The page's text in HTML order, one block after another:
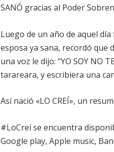
SANÓ gracias al Poder
Luego de un año de aquel
esposa ya sana, recordó
una voz le dijo: “YO SOY
tarareara, y escribiera una
Así nació «LO CREÍ», un
#LoCreí se encuentra
Google play, Apple music,